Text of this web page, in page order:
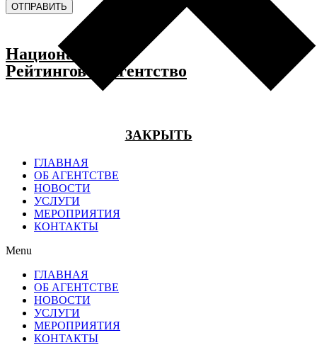
ОТПРАВИТЬ
Национальное
Рейтинговое Агентство
ЗАКРЫТЬ
ГЛАВНАЯ
ОБ АГЕНТСТВЕ
НОВОСТИ
УСЛУГИ
МЕРОПРИЯТИЯ
КОНТАКТЫ
Menu
ГЛАВНАЯ
ОБ АГЕНТСТВЕ
НОВОСТИ
УСЛУГИ
МЕРОПРИЯТИЯ
КОНТАКТЫ